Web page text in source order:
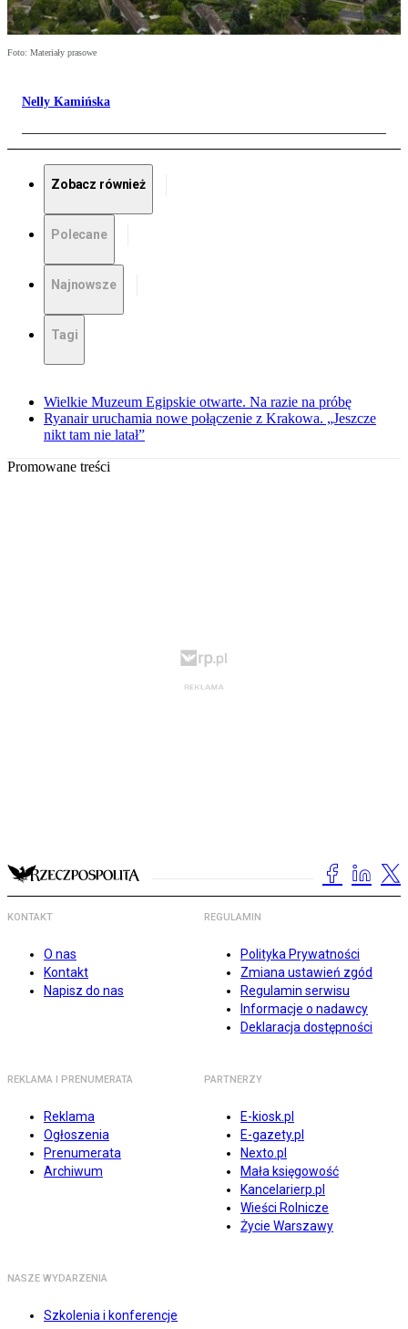
Foto: Materiały prasowe
Nelly Kamińska
Zobacz również
Polecane
Najnowsze
Tagi
Wielkie Muzeum Egipskie otwarte. Na razie na próbę
Ryanair uruchamia nowe połączenie z Krakowa. „Jeszcze
nikt tam nie latał”
Promowane treści
KONTAKT
O nas
Kontakt
Napisz do nas
REGULAMIN
Polityka Prywatności
Zmiana ustawień zgód
Regulamin serwisu
Informacje o nadawcy
Deklaracja dostępności
REKLAMA I PRENUMERATA
Reklama
Ogłoszenia
Prenumerata
Archiwum
PARTNERZY
E-kiosk.pl
E-gazety.pl
Nexto.pl
Mała księgowość
Kancelarierp.pl
Wieści Rolnicze
Życie Warszawy
NASZE WYDARZENIA
Szkolenia i konferencje